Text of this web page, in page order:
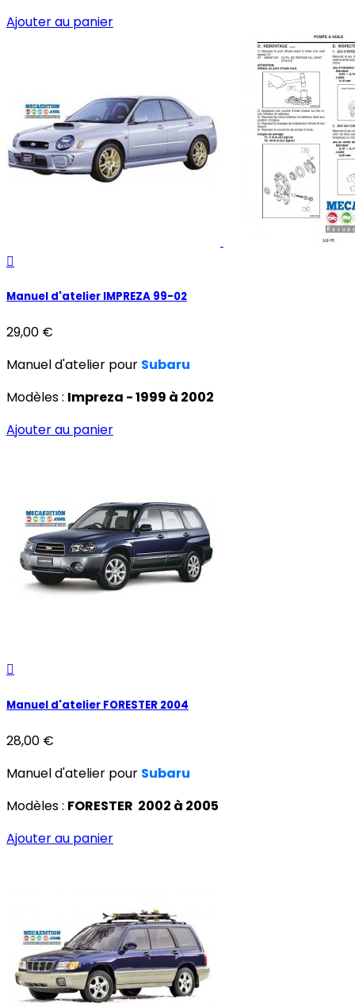
Ajouter au panier

Manuel d'atelier IMPREZA 99-02
29,00 €
Manuel d'atelier pour Subaru
Modèles : Impreza - 1999 à 2002
Ajouter au panier

Manuel d'atelier FORESTER 2004
28,00 €
Manuel d'atelier pour Subaru
Modèles : FORESTER 2002 à 2005
Ajouter au panier